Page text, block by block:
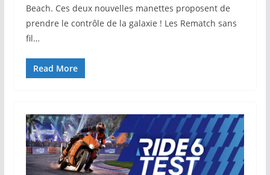
Beach. Ces deux nouvelles manettes proposent de
prendre le contrôle de la galaxie ! Les Rematch sans
fil…
Read More